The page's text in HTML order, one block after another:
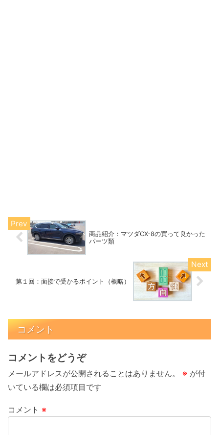
商品紹介：マツダCX-8の買って良かった
パーツ類
第１回：面接で受かるポイント（概略）
コメント
コメントをどうぞ
メールアドレスが公開されることはありません。 ※ が付
いている欄は必須項目です
コメント ※